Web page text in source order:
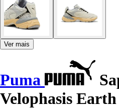
Ver mais
Puma
Velophasis Earth